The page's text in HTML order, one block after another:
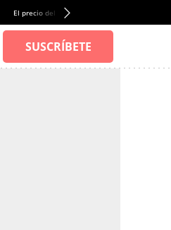
El precio del alquiler de vivienda baja por